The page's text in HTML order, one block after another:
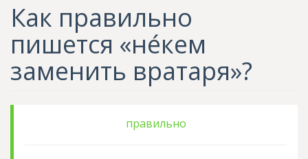
Как правильно
пишется «не́кем
заменить вратаря»?
правильно